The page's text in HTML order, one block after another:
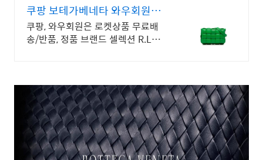
쿠팡 보테가베네타 와우회원은
무제한 무료배송
쿠팡, 와우회원은 로켓상품 무료배
송/반품, 정품 브랜드 셀렉션 R.LUX